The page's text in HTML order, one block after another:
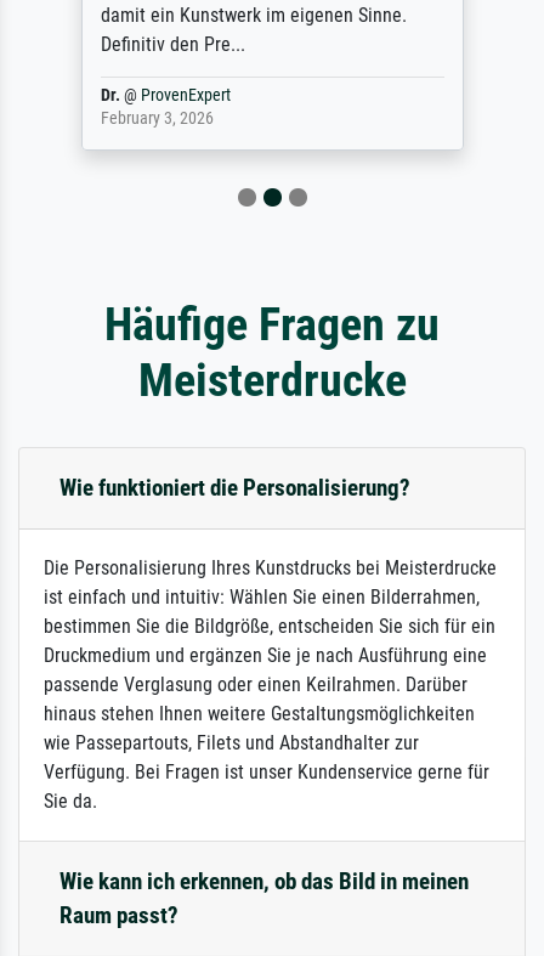
damit ein Kunstwerk im eigenen Sinne.
Definitiv den Pre...
Dr. @ ProvenExpert
February 3, 2026
Häufige Fragen zu
Meisterdrucke
Wie funktioniert die Personalisierung?
Die Personalisierung Ihres Kunstdrucks bei Meisterdrucke
ist einfach und intuitiv: Wählen Sie einen Bilderrahmen,
bestimmen Sie die Bildgröße, entscheiden Sie sich für ein
Druckmedium und ergänzen Sie je nach Ausführung eine
passende Verglasung oder einen Keilrahmen. Darüber
hinaus stehen Ihnen weitere Gestaltungsmöglichkeiten
wie Passepartouts, Filets und Abstandhalter zur
Verfügung. Bei Fragen ist unser Kundenservice gerne für
Sie da.
Wie kann ich erkennen, ob das Bild in meinen
Raum passt?